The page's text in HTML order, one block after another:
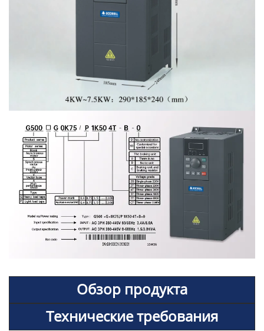
Обзор продукта
Технические требования